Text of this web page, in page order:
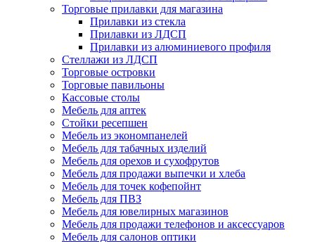
Торговые прилавки для магазина
Прилавки из стекла
Прилавки из ЛДСП
Прилавки из алюминиевого профиля
Стеллажи из ЛДСП
Торговые островки
Торговые павильоны
Кассовые столы
Мебель для аптек
Стойки ресепшен
Мебель из экономпанелей
Мебель для табачных изделий
Мебель для орехов и сухофрутов
Мебель для продажи выпечки и хлеба
Мебель для точек кофепойнт
Мебель для ПВЗ
Мебель для ювелирных магазинов
Мебель для продажи телефонов и аксессуаров
Мебель для салонов оптики